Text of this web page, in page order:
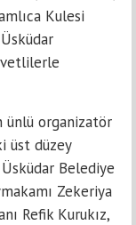
Kulesi
ünlü organizatör
üst düzey
Belediye
Zekeriya
Refik Kurukız,